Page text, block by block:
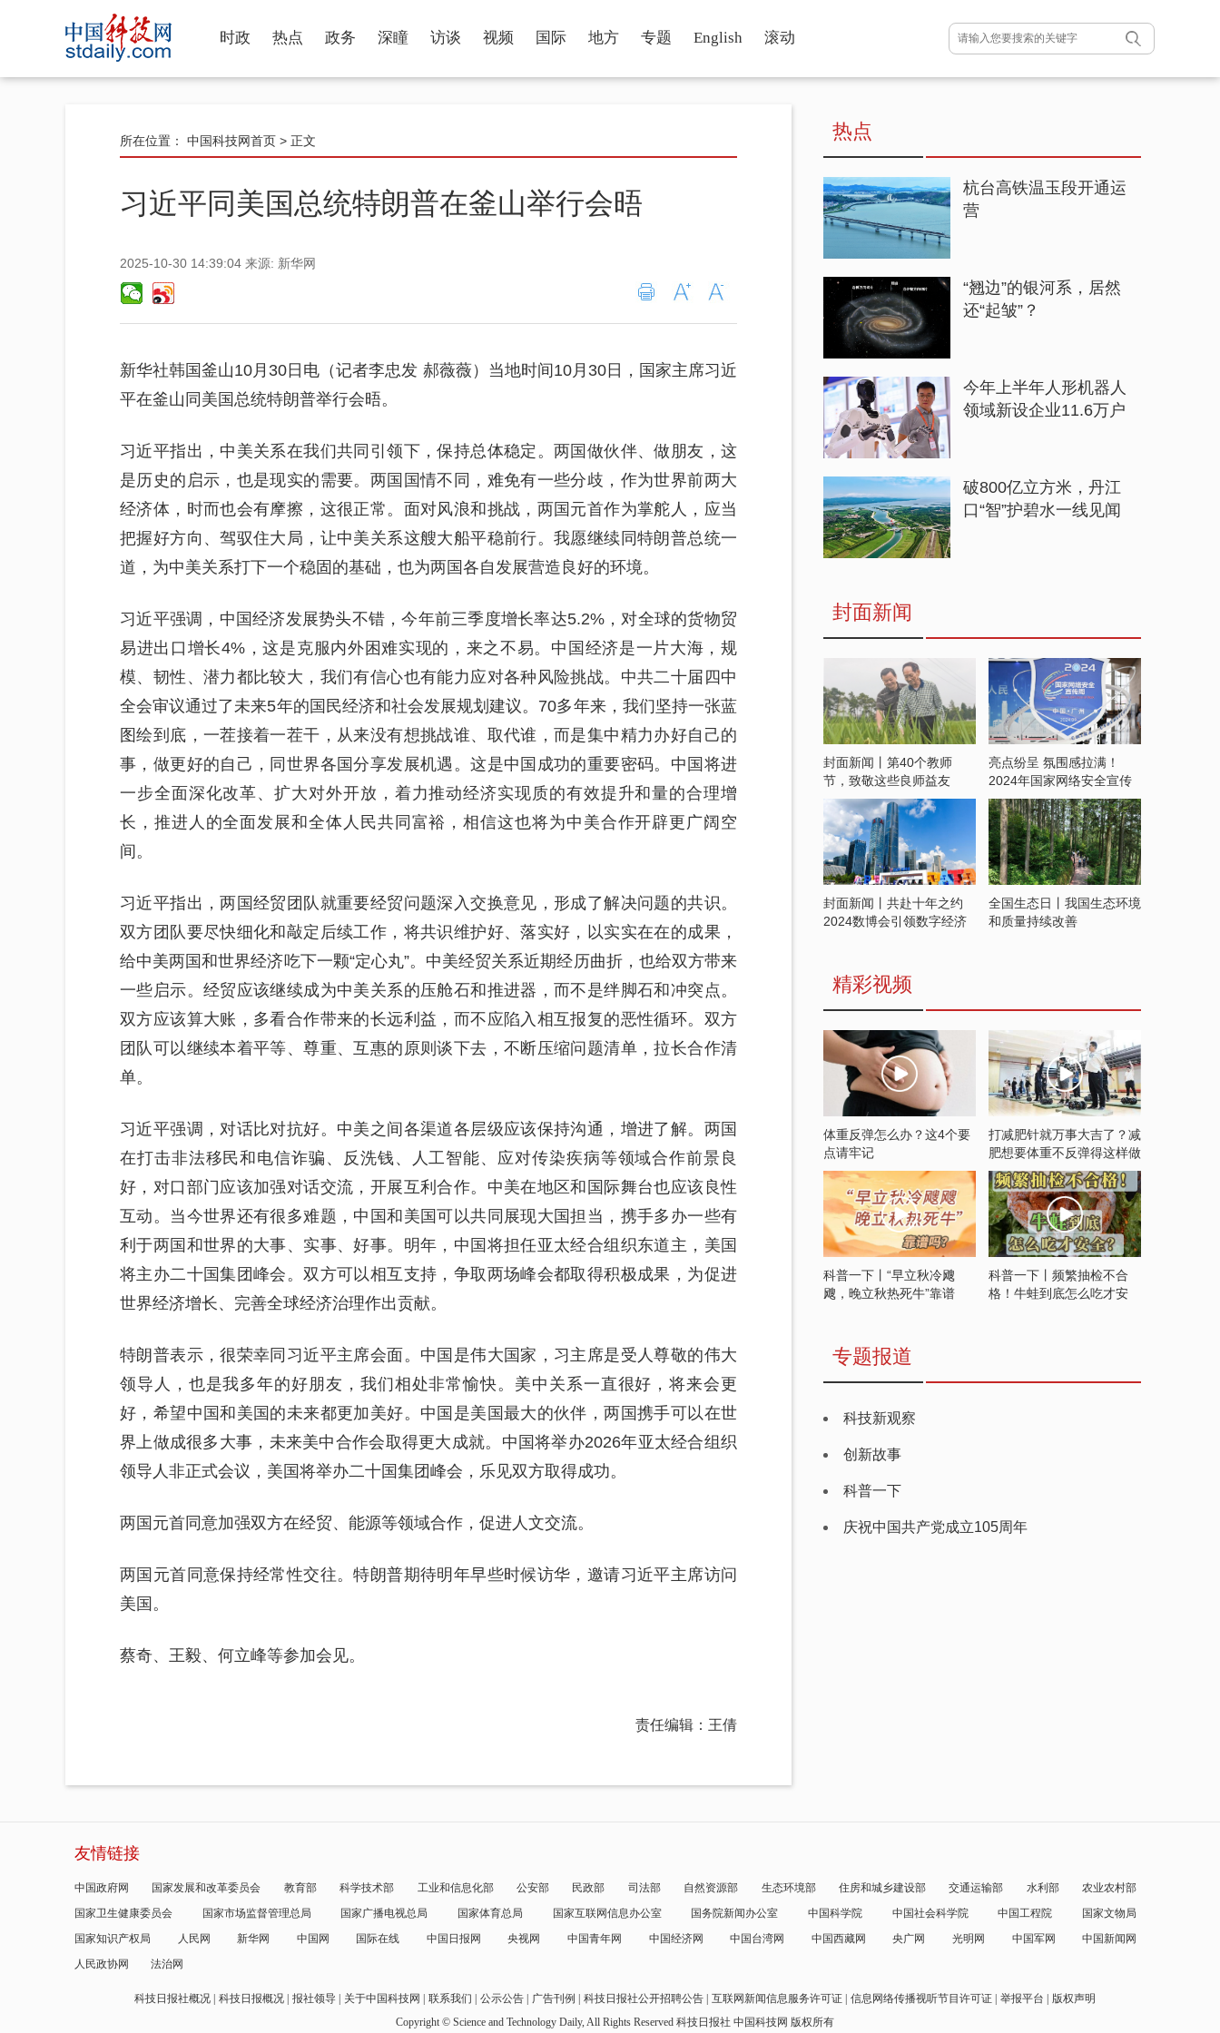
时政 热点 政务 深瞳 访谈 视频 国际 地方 专题 English 滚动
所在位置： 中国科技网首页 > 正文
习近平同美国总统特朗普在釜山举行会晤
2025-10-30 14:39:04 来源: 新华网
新华社韩国釜山10月30日电（记者李忠发 郝薇薇）当地时间10月30日，国家主席习近
平在釜山同美国总统特朗普举行会晤。
习近平指出，中美关系在我们共同引领下，保持总体稳定。两国做伙伴、做朋友，这
是历史的启示，也是现实的需要。两国国情不同，难免有一些分歧，作为世界前两大
经济体，时而也会有摩擦，这很正常。面对风浪和挑战，两国元首作为掌舵人，应当
把握好方向、驾驭住大局，让中美关系这艘大船平稳前行。我愿继续同特朗普总统一
道，为中美关系打下一个稳固的基础，也为两国各自发展营造良好的环境。
习近平强调，中国经济发展势头不错，今年前三季度增长率达5.2%，对全球的货物贸
易进出口增长4%，这是克服内外困难实现的，来之不易。中国经济是一片大海，规
模、韧性、潜力都比较大，我们有信心也有能力应对各种风险挑战。中共二十届四中
全会审议通过了未来5年的国民经济和社会发展规划建议。70多年来，我们坚持一张蓝
图绘到底，一茬接着一茬干，从来没有想挑战谁、取代谁，而是集中精力办好自己的
事，做更好的自己，同世界各国分享发展机遇。这是中国成功的重要密码。中国将进
一步全面深化改革、扩大对外开放，着力推动经济实现质的有效提升和量的合理增
长，推进人的全面发展和全体人民共同富裕，相信这也将为中美合作开辟更广阔空
间。
习近平指出，两国经贸团队就重要经贸问题深入交换意见，形成了解决问题的共识。
双方团队要尽快细化和敲定后续工作，将共识维护好、落实好，以实实在在的成果，
给中美两国和世界经济吃下一颗“定心丸”。中美经贸关系近期经历曲折，也给双方带来
一些启示。经贸应该继续成为中美关系的压舱石和推进器，而不是绊脚石和冲突点。
双方应该算大账，多看合作带来的长远利益，而不应陷入相互报复的恶性循环。双方
团队可以继续本着平等、尊重、互惠的原则谈下去，不断压缩问题清单，拉长合作清
单。
习近平强调，对话比对抗好。中美之间各渠道各层级应该保持沟通，增进了解。两国
在打击非法移民和电信诈骗、反洗钱、人工智能、应对传染疾病等领域合作前景良
好，对口部门应该加强对话交流，开展互利合作。中美在地区和国际舞台也应该良性
互动。当今世界还有很多难题，中国和美国可以共同展现大国担当，携手多办一些有
利于两国和世界的大事、实事、好事。明年，中国将担任亚太经合组织东道主，美国
将主办二十国集团峰会。双方可以相互支持，争取两场峰会都取得积极成果，为促进
世界经济增长、完善全球经济治理作出贡献。
特朗普表示，很荣幸同习近平主席会面。中国是伟大国家，习主席是受人尊敬的伟大
领导人，也是我多年的好朋友，我们相处非常愉快。美中关系一直很好，将来会更
好，希望中国和美国的未来都更加美好。中国是美国最大的伙伴，两国携手可以在世
界上做成很多大事，未来美中合作会取得更大成就。中国将举办2026年亚太经合组织
领导人非正式会议，美国将举办二十国集团峰会，乐见双方取得成功。
两国元首同意加强双方在经贸、能源等领域合作，促进人文交流。
两国元首同意保持经常性交往。特朗普期待明年早些时候访华，邀请习近平主席访问
美国。
蔡奇、王毅、何立峰等参加会见。
责任编辑：王倩
热点
杭台高铁温玉段开通运
营
“翘边”的银河系，居然
还“起皱”？
今年上半年人形机器人
领域新设企业11.6万户
破800亿立方米，丹江
口“智”护碧水一线见闻
封面新闻
封面新闻丨第40个教师
节，致敬这些良师益友
亮点纷呈 氛围感拉满！
2024年国家网络安全宣传
周开启
封面新闻丨共赴十年之约
2024数博会引领数字经济
全国生态日丨我国生态环境
和质量持续改善
精彩视频
体重反弹怎么办？这4个要
点请牢记
打减肥针就万事大吉了？减
肥想要体重不反弹得这样做
科普一下丨“早立秋冷飕
飕，晚立秋热死牛”靠谱
科普一下丨频繁抽检不合
格！牛蛙到底怎么吃才安
专题报道
科技新观察
创新故事
科普一下
庆祝中国共产党成立105周年
友情链接
中国政府网 国家发展和改革委员会 教育部 科学技术部 工业和信息化部 公安部 民政部 司法部 自然资源部 生态环境部 住房和城乡建设部 交通运输部 水利部
农业农村部
国家卫生健康委员会
国家市场监督管理总局 国家广播电视总局 国家体育总局 国家互联网信息办公室 国务院新闻办公室 中国科学院 中国社会科学院 中国工程院
国家文物局
国家知识产权局
人民网 新华网 中国网 国际在线 中国日报网 央视网 中国青年网 中国经济网 中国台湾网 中国西藏网 央广网 光明网 中国军网
中国新闻网
人民政协网
法治网
科技日报社概况 科技日报概况 报社领导 关于中国科技网 联系我们 公示公告 广告刊例 科技日报社公开招聘公告 互联网新闻信息服务许可证 信息网络传播视听节目许可证 举报平台
版权声明
Copyright © Science and Technology Daily, All Rights Reserved 科技日报社 中国科技网 版权所有